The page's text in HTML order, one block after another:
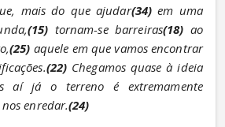
mais do que ajudar(34) em uma
(15) tornam-se barreiras(18) ao
(25) aquele em que vamos encontrar
(22) Chegamos quase à ideia
aí já o terreno é extremamente
enredar.(24)